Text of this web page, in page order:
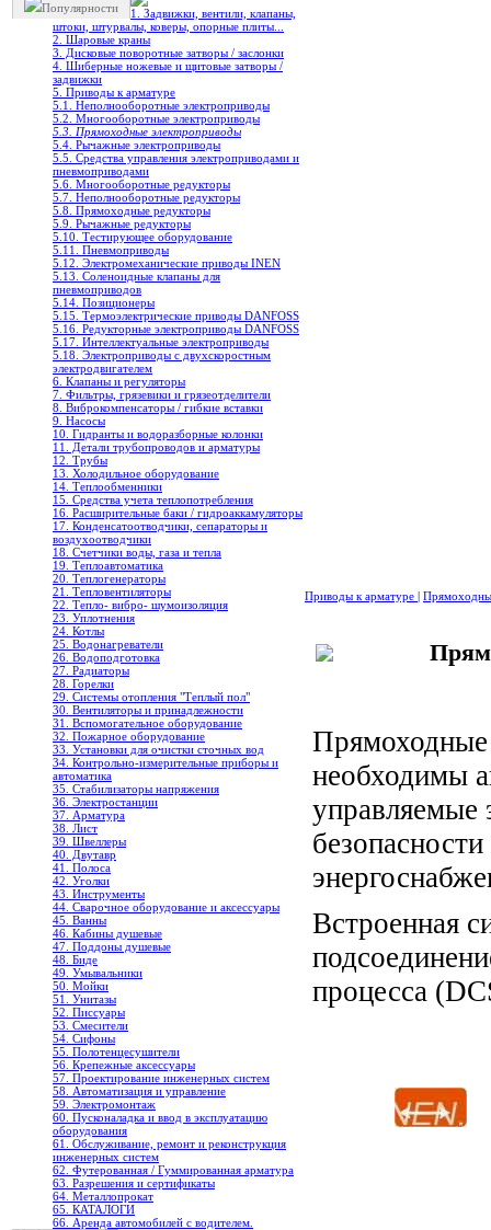
Популярности
1. Задвижки, вентили, клапаны,
штоки, штурвалы, коверы, опорные плиты...
2. Шаровые краны
3. Дисковые поворотные затворы / заслонки
4. Шиберные ножевые и щитовые затворы /
задвижки
5. Приводы к арматуре
5.1. Неполнооборотные электроприводы
5.2. Многооборотные электроприводы
5.3. Прямоходные электроприводы
5.4. Рычажные электроприводы
5.5. Средства управления электроприводами и
пневмоприводами
5.6. Многооборотные редукторы
5.7. Неполнооборотные редукторы
5.8. Прямоходные редукторы
5.9. Рычажные редукторы
5.10. Тестирующее оборудование
5.11. Пневмоприводы
5.12. Электромеханические приводы INEN
5.13. Соленоидные клапаны для
пневмоприводов
5.14. Позиционеры
5.15. Термоэлектрические приводы DANFOSS
5.16. Редукторные электроприводы DANFOSS
5.17. Интеллектуальные электроприводы
5.18. Электроприводы с двухскоростным
электродвигателем
6. Клапаны и регуляторы
7. Фильтры, грязевики и грязеотделители
8. Виброкомпенсаторы / гибкие вставки
9. Насосы
10. Гидранты и водоразборные колонки
11. Детали трубопроводов и арматуры
12. Трубы
13. Холодильное oборудование
14. Теплообменники
15. Средства учета теплопотребления
16. Расширительные баки / гидроаккамуляторы
17. Конденсатоотводчики, сепараторы и
воздухоотводчики
18. Счетчики воды, газа и тепла
19. Теплоавтоматика
20. Теплогенераторы
21. Тепловентиляторы
22. Тепло- вибро- шумоизоляция
23. Уплотнения
24. Котлы
25. Водонагреватели
26. Водоподготовка
27. Радиаторы
28. Горелки
29. Системы отопления "Теплый пол"
30. Вентиляторы и принадлежности
31. Вспомогательное оборудование
32. Пожарное оборудование
33. Установки для очистки сточных вод
34. Контрольно-измерительные приборы и
автоматика
35. Стабилизаторы напряжения
36. Электростанции
37. Арматура
38. Лист
39. Швеллеры
40. Двутавр
41. Полоса
42. Уголки
43. Инструменты
44. Сварочное оборудование и аксессуары
45. Ванны
46. Кабины душевые
47. Поддоны душевые
48. Биде
49. Умывальники
50. Мойки
51. Унитазы
52. Писсуары
53. Смесители
54. Сифоны
55. Полотенцесушители
56. Крепежные аксессуары
57. Проектирование инженерных систем
58. Автоматизация и управление
59. Электромонтаж
60. Пусконаладка и ввод в эксплуатацию
оборудования
61. Обслуживание, ремонт и реконструкция
инженерных систем
62. Футерованная / Гуммированная арматура
63. Разрешения и сертификаты
64. Металлопрокат
65. КАТАЛОГИ
66. Аренда автомобилей с водителем.
Приводы к арматуре |
необходимы
управляемые
Встроенная
процесса